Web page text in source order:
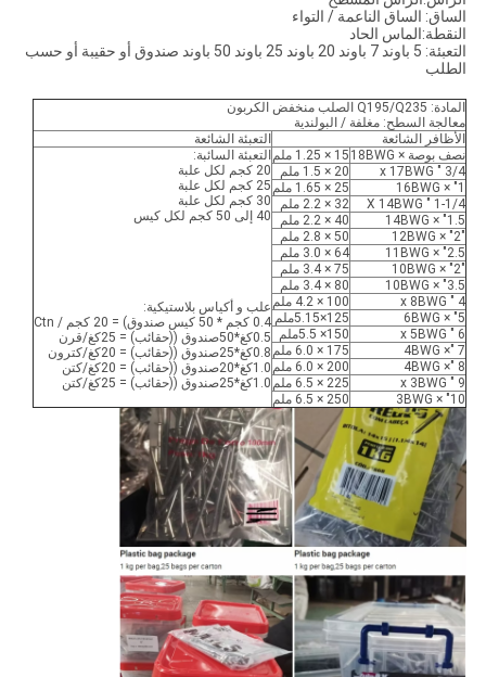
الساق: الساق الناعمة / التواء
النقطة:الماس الحاد
التعبئة: 5 باوند 7 باوند 20 باوند 25 باوند 50 باوند صندوق أو حقيبة أو حسب
الطلب
المادة: Q195/Q235 الصلب منخفض الكربون
معالجة السطح: مغلفة / البولندية
الأظافر الشائعة
التعبئة الشائعة
نصف بوصة × 18BWG
15 × 1.25 ملم
التعبئة السائبة:
20 كجم لكل علبة
25 كجم لكل علبة
30 كجم لكل علبة
40 إلى 50 كجم لكل كيس
علب و أكياس بلاستيكية:
0.4 كجم * 50 كيس صندوق) = 20 كجم / Ctn
0.5كغ*50صندوق ((حقائب) = 25كغ/قرن
0.8كغ*25صندوق ((حقائب) = 20كغ/كترون
1.0كغ*20صندوق ((حقائب) = 20كغ/كتن
1.0كغ*25صندوق ((حقائب) = 25كغ/كتن
3/4 " x 17BWG
20 × 1.5 ملم
1" × 16BWG
25 × 1.65 ملم
1-1/4 " X 14BWG
32 × 2.2 ملم
1.5" × 14BWG
40 × 2.2 ملم
"2" × 12BWG
50 × 2.8 ملم
2.5" × 11BWG
64 × 3.0 ملم
"2" × 10BWG
75 × 3.4 ملم
3.5" × 10BWG
80 × 3.4 ملم
4 " x 8BWG
100 × 4.2 ملم
5" × 6BWG
125×5.15ملم
6 " x 5BWG
150× 5.5ملم
7 "× 4BWG
175 × 6.0 ملم
8 "× 4BWG
200 × 6.0 ملم
9 " x 3BWG
225 × 6.5 ملم
10" × 3BWG
250 × 6.5 ملم